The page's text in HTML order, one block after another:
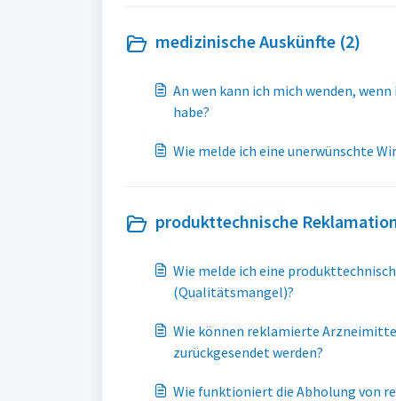
medizinische Auskünfte (2)
An wen kann ich mich wenden, wenn ich medizinische
habe?
Wie melde ich eine unerwünschte
produkttechnische
Wie melde ich eine
(Qualitätsmangel)?
Wie können reklamierte
zurückgesendet werden?
Wie funktioniert die Abholung von